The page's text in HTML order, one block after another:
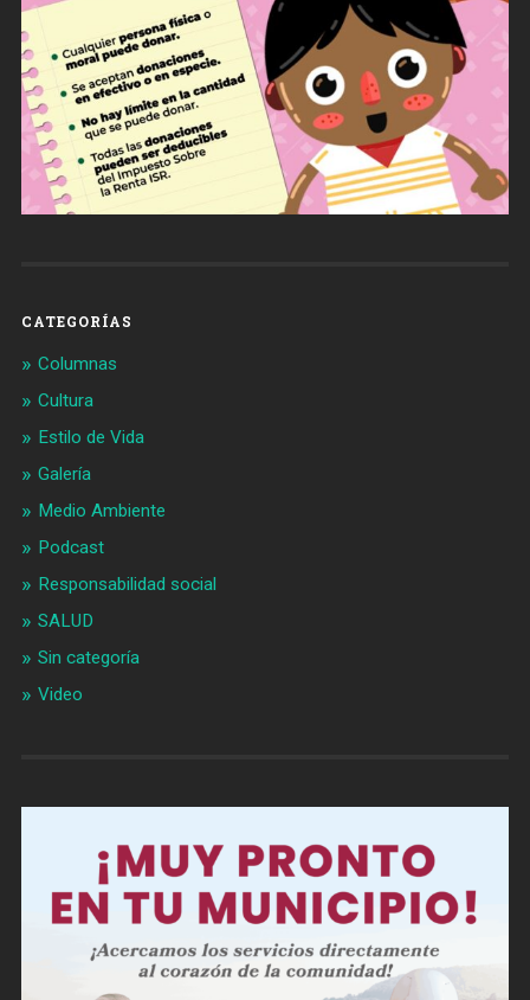
CATEGORÍAS
Columnas
Cultura
Estilo de Vida
Galería
Medio Ambiente
Podcast
Responsabilidad social
SALUD
Sin categoría
Video